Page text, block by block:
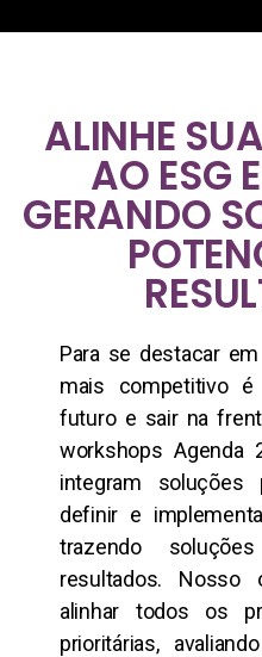
ALINHE
AO ESG
GERANDO
Para se destacar
mais competitivo
futuro e sair na
workshops Agenda
integram
definir e
trazendo
resultados.
alinhar todos os
prioritárias,